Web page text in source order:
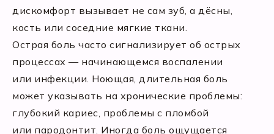
дискомфорт вызывает не сам зуб, а дёсны,
кость или соседние мягкие ткани.
Острая боль часто сигнализирует об острых
процессах — начинающемся воспалении
или инфекции. Ноющая, длительная боль
может указывать на хронические проблемы:
глубокий кариес, проблемы с пломбой
или пародонтит. Иногда боль ощущается